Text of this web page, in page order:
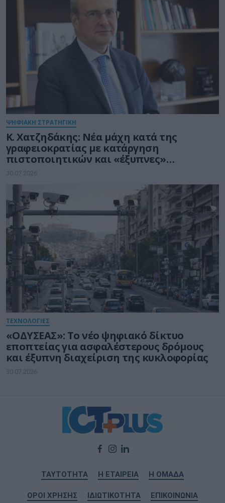
ΨΗΦΙΑΚΗ ΣΤΡΑΤΗΓΙΚΗ
Κ. Χατζηδάκης: Νέα μάχη κατά της
γραφειοκρατίας με κατάργηση
πιστοποιητικών και «έξυπνες»
διασταυρώσεις του Δημοσίου
30.07.2026
ΤΕΧΝΟΛΟΓΙΕΣ
«ΟΔΥΣΕΑΣ»: Το νέο ψηφιακό δίκτυο
εποπτείας για ασφαλέστερους δρόμους
και έξυπνη διαχείριση της κυκλοφορίας
30.07.2026
ΤΑΥΤΟΤΗΤΑ Η ΕΤΑΙΡΕΙΑ Η ΟΜΑΔΑ
ΟΡΟΙ ΧΡΗΣΗΣ ΙΔΙΩΤΙΚΟΤΗΤΑ ΕΠΙΚΟΙΝΩΝΙΑ